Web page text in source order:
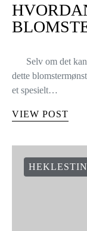
Selv om det kan
dette
et spesielt…
VIEW POST